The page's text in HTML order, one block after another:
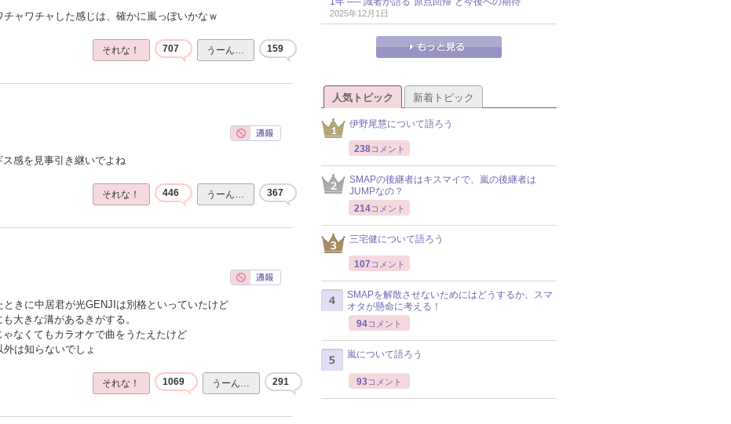
チャワチャした感じは、確かに嵐っぽいかなｗ
それな！ 707 うーん… 159
感を見事引き継いでよね
それな！ 446 うーん… 367
ときに中居君が光GENJIは別格といっていたけど
大きな溝があるきがする。
なくてもカラオケで曲をうたえたけど
は知らないでしょ
それな！ 1069 うーん… 291
2025年12月1日
人気トピック 新着トピック
伊野尾慧について語ろう
238コメント
SMAPの後継者はキスマイで、嵐の後継者は
JUMPなの？
214コメント
三宅健について語ろう
107 コメント
SMAPを解散させないためにはどうするか、スマ
オタが懸命に考える！
94コメント
嵐について語ろう
93コメント